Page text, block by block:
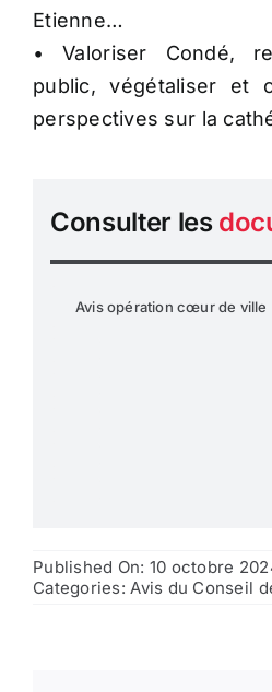
Etienne…
• Valoriser Condé,
public, végétaliser et
perspectives sur la
Consulter les
Avis opération cœur de ville
Published On: 10 octobre
Categories:Avis du Conseil